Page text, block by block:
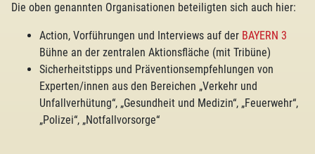
Die oben genannten Organisationen beteiligten sich auch hier:
Action, Vorführungen und Interviews auf der BAYERN 3
Bühne an der zentralen Aktionsfläche (mit Tribüne)
Sicherheitstipps und Präventionsempfehlungen von
Experten/innen aus den Bereichen „Verkehr und
Unfallverhütung“, „Gesundheit und Medizin“, „Feuerwehr“,
„Polizei“, „Notfallvorsorge“